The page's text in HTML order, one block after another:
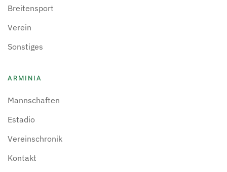
Breitensport
Verein
Sonstiges
ARMINIA
Mannschaften
Estadio
Vereinschronik
Kontakt